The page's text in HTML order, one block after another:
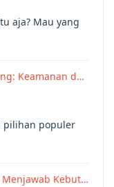
aja? Mau yang
Keamanan d…
pilihan populer
Menjawab Kebut…